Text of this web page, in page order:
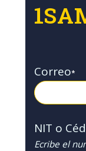
Correo*
NIT o
Ecribe el